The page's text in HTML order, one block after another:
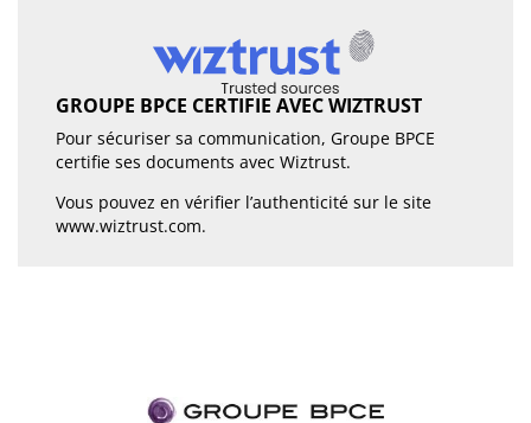
GROUPE BPCE CERTIFIE AVEC WIZTRUST
Pour sécuriser sa communication, Groupe BPCE
certifie ses documents avec Wiztrust.
Vous pouvez en vérifier l’authenticité sur le site
www.wiztrust.com.